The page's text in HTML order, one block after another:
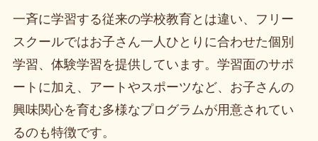
一斉に学習する従来の学校教育とは違い、フリー
スクールではお子さん一人ひとりに合わせた個別
学習、体験学習を提供しています。学習面のサポ
ートに加え、アートやスポーツなど、お子さんの
興味関心を育む多様なプログラムが用意されてい
るのも特徴です。